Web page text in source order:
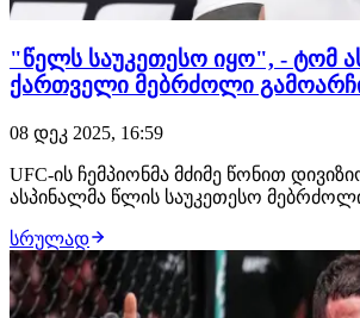
"წელს საუკეთესო იყო", - ტომ
ქართველი მებრძოლი
08 დეკ 2025, 16:59
UFC-ის ჩემპიონმა მძიმე წონით
ასპინალმა წლის საუკეთესო
ჩემპიონისთვის ასეთი მებრძოლი
საუკეთესო KO კი მის მიერ ჩარლზ
ჩემი აზრით, 2025 წლის საუკეთესო
თოფურია…
სრულად